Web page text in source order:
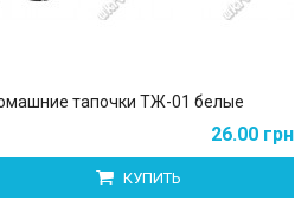
тапочки ТЖ-01 белые
26.00 грн
КУПИТЬ